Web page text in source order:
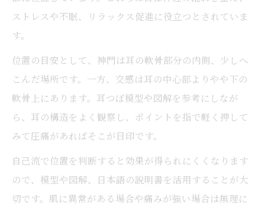
ストレスや不眠、リラックス促進に役立つとされていま
す。
位置の目安として、神門は耳の軟骨部分の内側、少しへ
こんだ場所です。一方、交感は耳の中心部よりやや下の
軟骨上にあります。耳つぼ模型や図解を参考にしなが
ら、耳の構造をよく観察し、ポイントを指で軽く押して
みて圧痛があればそこが目印です。
自己流で位置を判断すると効果が得られにくくなります
ので、模型や図解、日本語の説明書を活用することが大
切です。肌に異常がある場合や痛みが強い場合は無理に